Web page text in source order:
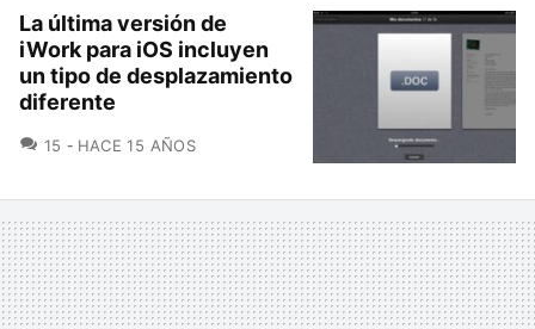
La última versión de
iWork para iOS incluyen
un tipo de desplazamiento
diferente
15 COMENTARIOS
HACE 15 AÑOS